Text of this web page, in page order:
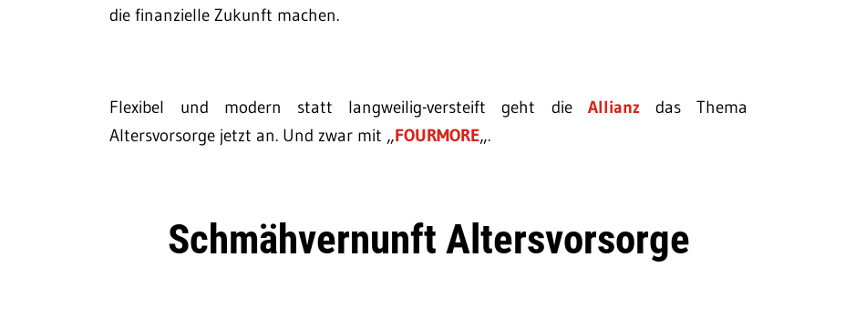
die finanzielle Zukunft machen.
Flexibel und modern statt langweilig-versteift geht die Allianzdas Thema
Altersvorsorge jetzt an. Und zwar mit „FOURMORE„.
Schmähvernunft Altersvorsorge